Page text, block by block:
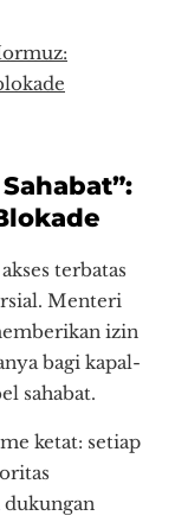
terbatas
Menteri
izin
bagi kapal-
sahabat.
ketat: setiap
dukungan